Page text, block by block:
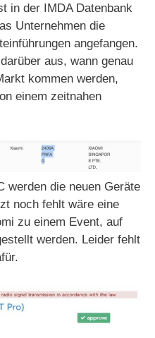
in der IMDA Datenbank
Unternehmen die
angefangen.
aus, wann genau
kommen werden,
einem zeitnahen
werden die neuen Geräte
noch fehlt wäre eine
zu einem Event, auf
werden. Leider fehlt